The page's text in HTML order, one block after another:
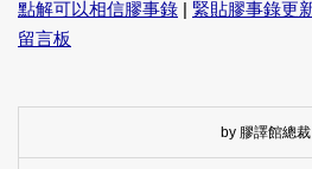
點解可以相信膠事錄 緊貼膠事錄更
留言板
by 膠譯館總裁